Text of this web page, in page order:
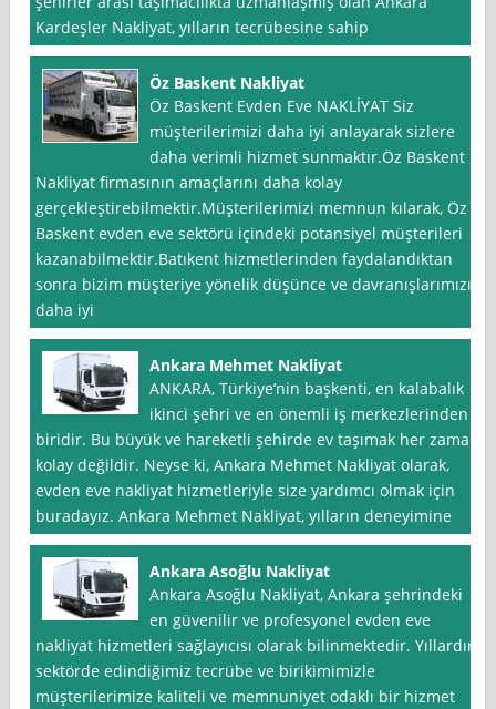
Kardeşler Nakliyat, yılların tecrübesine sahip
Öz Baskent Nakliyat
Öz Baskent Evden Eve NAKLİYAT Siz
müşterilerimizi daha iyi anlayarak sizlere
daha verimli hizmet sunmaktır.Öz Baskent
Nakliyat firmasının amaçlarını daha kolay
gerçekleştirebilmektir.Müşterilerimizi memnun kılarak, Öz
Baskent evden eve sektörü içindeki potansiyel müşterileri
kazanabilmektir.Batıkent hizmetlerinden faydalandıktan
sonra bizim müşteriye yönelik düşünce ve davranışlarımızı
daha iyi
Ankara Mehmet Nakliyat
ANKARA, Türkiye’nin başkenti, en kalabalık
ikinci şehri ve en önemli iş merkezlerinden
biridir. Bu büyük ve hareketli şehirde ev taşımak her zaman
kolay değildir. Neyse ki, Ankara Mehmet Nakliyat olarak,
evden eve nakliyat hizmetleriyle size yardımcı olmak için
buradayız. Ankara Mehmet Nakliyat, yılların deneyimine
Ankara Asoğlu Nakliyat
Ankara Asoğlu Nakliyat, Ankara şehrindeki
en güvenilir ve profesyonel evden eve
nakliyat hizmetleri sağlayıcısı olarak bilinmektedir. Yıllardır
sektörde edindiğimiz tecrübe ve birikimimizle
müşterilerimize kaliteli ve memnuniyet odaklı bir hizmet